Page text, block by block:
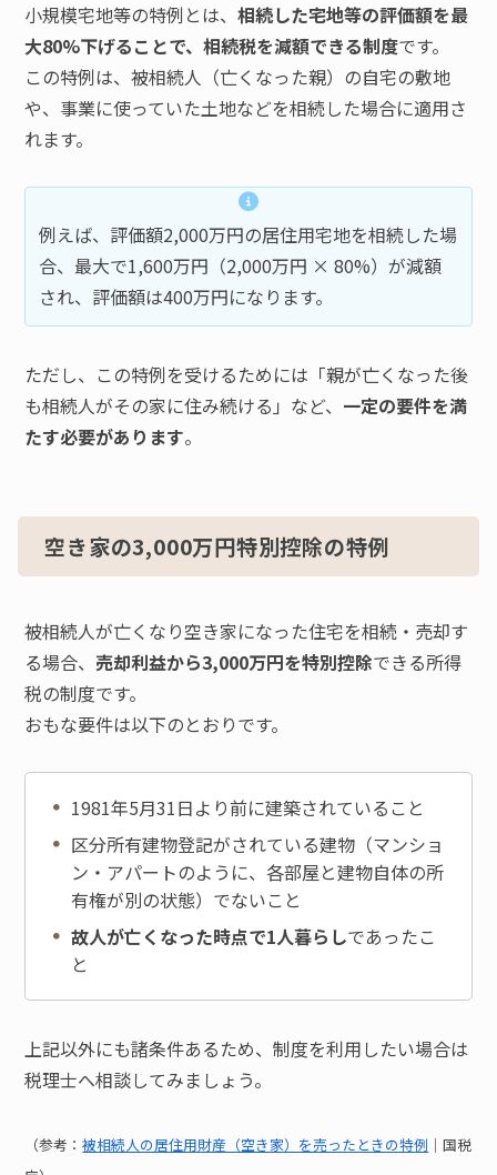
小規模宅地等の特例とは、相続した宅地等の評価額を最
大80%下げることで、相続税を減額できる制度です。
この特例は、被相続人（亡くなった親）の自宅の敷地
や、事業に使っていた土地などを相続した場合に適用さ
れます。
例えば、評価額2,000万円の居住用宅地を相続した場
合、最大で1,600万円（2,000万円 × 80%）が減額
され、評価額は400万円になります。
ただし、この特例を受けるためには「親が亡くなった後
も相続人がその家に住み続ける」など、 一定の要件を満
たす必要があります。
空き家の3,000万円特別控除の特例
被相続人が亡くなり空き家になった住宅を相続・売却す
る場合、売却利益から3,000万円を特別控除できる所得
税の制度です。
おもな要件は以下のとおりです。
1981年5月31日より前に建築されていること
区分所有建物登記がされている建物（マンショ
ン・アパートのように、各部屋と建物自体の所
有権が別の状態）でないこと
故人が亡くなった時点で1人暮らしであったこ
と
上記以外にも諸条件あるため、制度を利用したい場合は
税理士へ相談してみましょう。
（参考：被相続人の居住用財産（空き家）を売ったときの特例 ｜国税